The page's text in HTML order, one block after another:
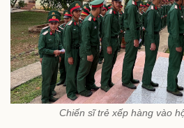
Chiến sĩ trẻ xếp hàng vào